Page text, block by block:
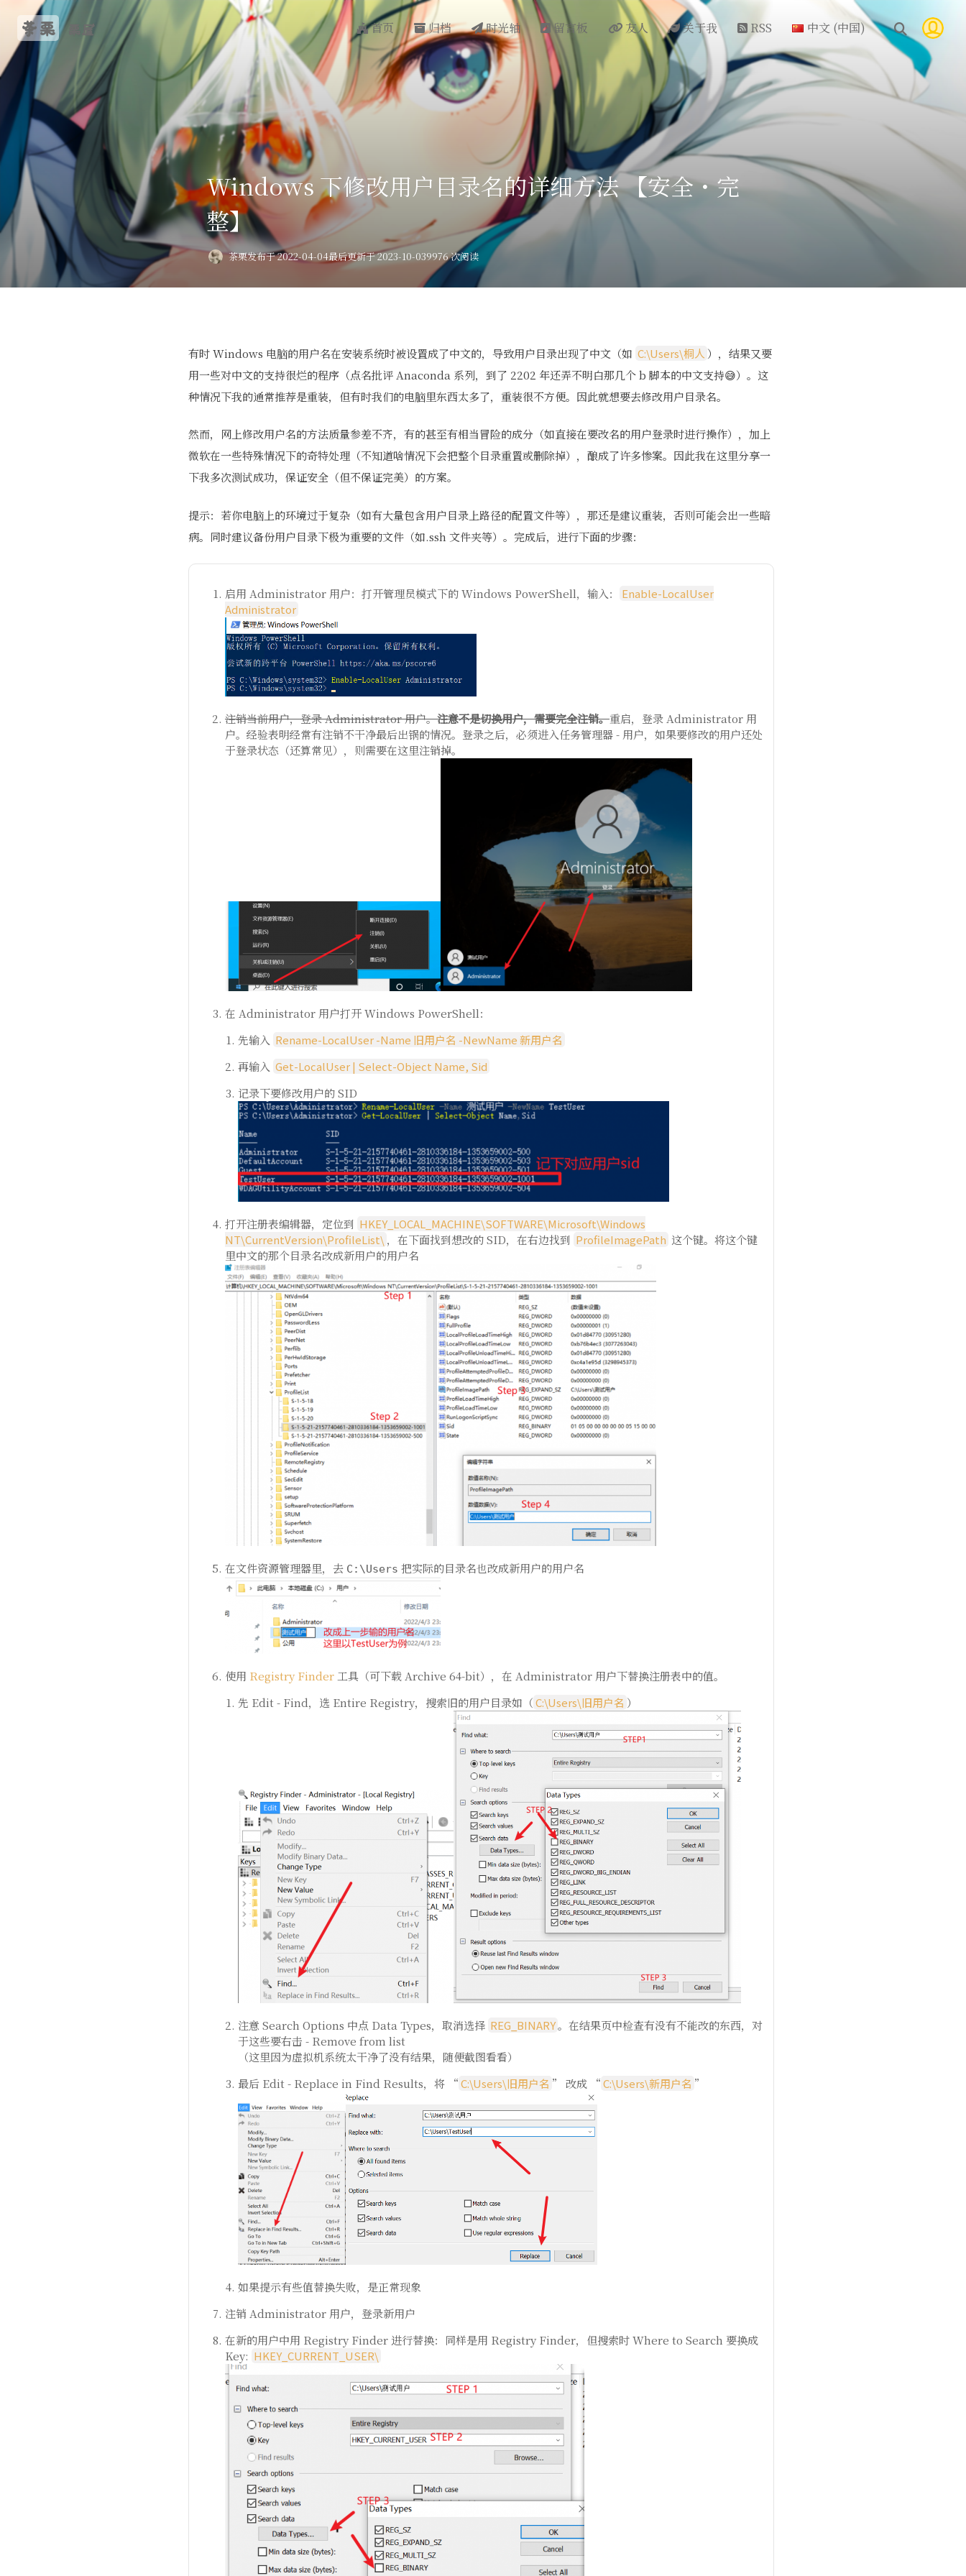
茶栗 栗屋 首页 归档 时光轴 留言板 友人 关于我 RSS 中文 (中国)
Windows 下修改用户目录名的详细方法 【安全・完
整】
茶栗发布于 2022-04-04最后更新于 2023-10-039976 次阅读
有时 Windows 电脑的用户名在安装系统时被设置成了中文的，导致用户目录出现了中文（如 C:\Users\桐人 ），结果又要
用一些对中文的支持很烂的程序（点名批评 Anaconda 系列，到了 2202 年还弄不明白那几个 b 脚本的中文支持😅）。这
种情况下我的通常推荐是重装，但有时我们的电脑里东西太多了，重装很不方便。因此就想要去修改用户目录名。
然而，网上修改用户名的方法质量参差不齐，有的甚至有相当冒险的成分（如直接在要改名的用户登录时进行操作），加上
微软在一些特殊情况下的奇特处理（不知道啥情况下会把整个目录重置或删除掉），酿成了许多惨案。因此我在这里分享一
下我多次测试成功，保证安全（但不保证完美）的方案。
提示：若你电脑上的环境过于复杂（如有大量包含用户目录上路径的配置文件等），那还是建议重装，否则可能会出一些暗
病。同时建议备份用户目录下极为重要的文件（如.ssh 文件夹等）。完成后，进行下面的步骤：
启用 Administrator 用户：打开管理员模式下的 Windows PowerShell，输入：
Enable-LocalUser
Administrator
注销当前用户，登录 Administrator 用户。注意不是切换用户，需要完全注销。重启，登录 Administrator 用
户。经验表明经常有注销不干净最后出锅的情况。登录之后，必须进入任务管理器 - 用户，如果要修改的用户还处
于登录状态（还算常见），则需要在这里注销掉。
在 Administrator 用户打开 Windows PowerShell：
先输入 Rename-LocalUser -Name 旧用户名 -NewName 新用户名
再输入 Get-LocalUser | Select-Object Name, Sid
记录下要修改用户的 SID
打开注册表编辑器，定位到 HKEY_LOCAL_MACHINE\SOFTWARE\Microsoft\Windows
NT\CurrentVersion\ProfileList\ ，在下面找到想改的 SID，在右边找到 ProfileImagePath 这个键。将这个键
里中文的那个目录名改成新用户的用户名
在文件资源管理器里，去 C:\Users 把实际的目录名也改成新用户的用户名
使用 Registry Finder 工具（可下载 Archive 64-bit），在 Administrator 用户下替换注册表中的值。
先 Edit - Find，选 Entire Registry，搜索旧的用户目录如（C:\Users\旧用户名 ）
注意 Search Options 中点 Data Types，取消选择 REG_BINARY。在结果页中检查有没有不能改的东西，对
于这些要右击 - Remove from list
（这里因为虚拟机系统太干净了没有结果，随便截图看看）
最后 Edit - Replace in Find Results，将 “C:\Users\旧用户名 ” 改成 “C:\Users\新用户名 ”
如果提示有些值替换失败，是正常现象
注销 Administrator 用户，登录新用户
在新的用户中用 Registry Finder 进行替换：同样是用 Registry Finder，但搜索时 Where to Search 要换成
Key: HKEY_CURRENT_USER\